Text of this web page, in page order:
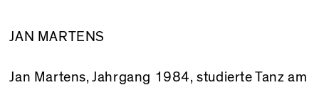
JAN MARTENS
Jan Martens, Jahrgang 1984, studierte Tanz am